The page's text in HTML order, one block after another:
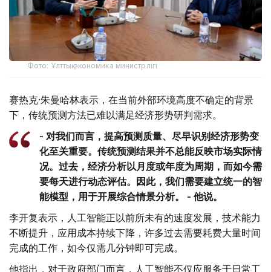
Фото: Ұлттық экономика министрлігі
赛热克·朱曼哈林表示，在当前外部环境高度不确定的背景
下，传统预测方法已难以满足经济形势研判需求。
- 对我们而言，提高预测质量、尽早识别经济形势变
化至关重要。传统预测结果并不总能反映市场实际情
况。过去，经济分析以月度或年度为周期，而如今需
要每天进行动态评估。因此，我们需要建立统一的智
能模型，用于开展综合情景分析。 - 他说。
李开复表示，人工智能正以前所未有的速度发展，技术能力
不断提升，应用成本持续下降，许多过去需要耗费大量时间
完成的工作，如今仅需几分钟即可完成。
他指出，对于政府部门而言，人工智能不仅应服务于日常工